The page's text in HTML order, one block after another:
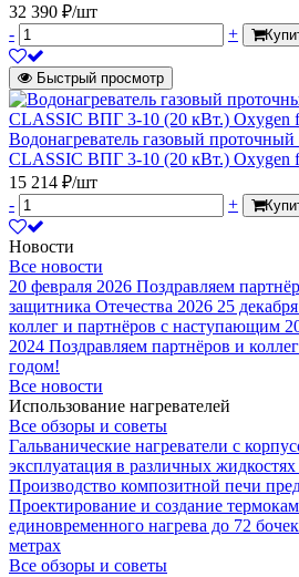
32 390 ₽/шт
-
+
Быстрый просмотр
Водонагреватель газовый
CLASSIC ВПГ 3-10 (20 кВт.) Oxygen
15 214 ₽/шт
-
+
Новости
Все новости
20 февраля 2026 Поздравляем
защитника Отечества 2026 25
коллег и партнёров с наступающим
2024 Поздравляем партнёров и
годом!
Все новости
Использование нагревателей
Все обзоры и советы
Гальванические нагреватели с
эксплуатация в различных жидкостях
Производство композитной печи
Проектирование и создание
единовременного нагрева до 72
метрах
Все обзоры и советы